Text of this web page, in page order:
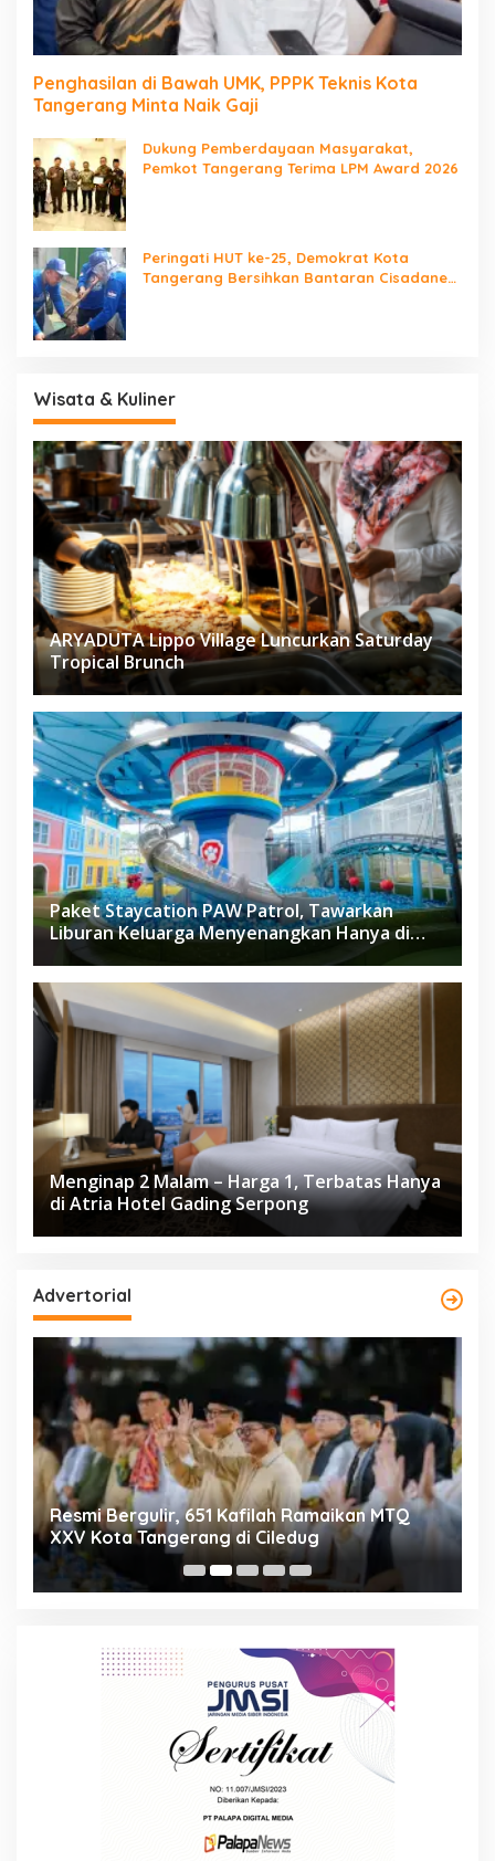
Penghasilan di Bawah UMK, PPPK Teknis Kota
Tangerang Minta Naik Gaji
Dukung Pemberdayaan Masyarakat,
Pemkot Tangerang Terima LPM Award 2026
Peringati HUT ke-25, Demokrat Kota
Tangerang Bersihkan Bantaran Cisadane
Wisata & Kuliner
ARYADUTA Lippo Village Luncurkan Saturday
Tropical Brunch
Paket Staycation PAW Patrol, Tawarkan
Liburan Keluarga Menyenangkan Hanya di
Herloom Hotel BSD
Menginap 2 Malam – Harga 1, Terbatas Hanya
di Atria Hotel Gading Serpong
Advertorial
Resmi Bergulir, 651 Kafilah Ramaikan MTQ
XXV Kota Tangerang di Ciledug